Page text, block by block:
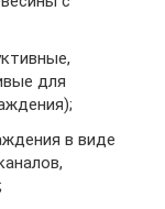
для
в виде